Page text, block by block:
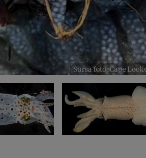
Sursa foto: Cape